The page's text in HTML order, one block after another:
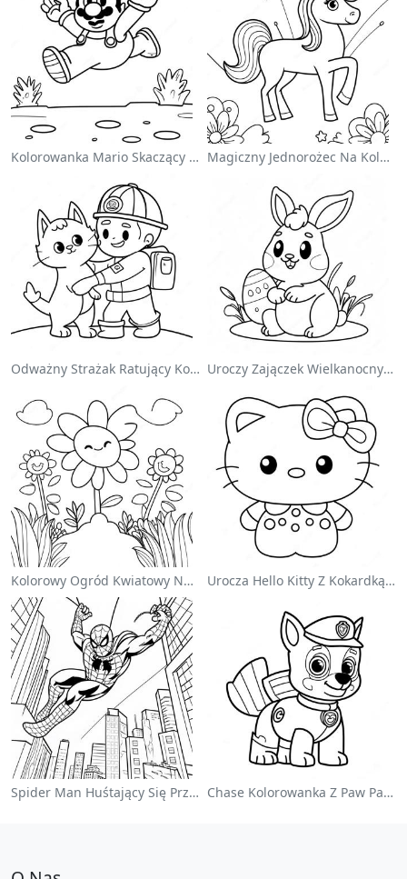
Kolorowanka Mario Skaczący Nad Goombami Magiczny Jednorożec Na Kolorowance Z Tęczą
Odważny Strażak Ratujący Kota - Kolorowanka Uroczy Zajączek Wielkanocny Na Kolorowance
Kolorowy Ogród Kwiatowy Na Kolorowance Urocza Hello Kitty Z Kokardką - Kolorowanka
Spider Man Huśtający Się Przez Miasto - Kolorowanka Chase Kolorowanka Z Paw Patrol